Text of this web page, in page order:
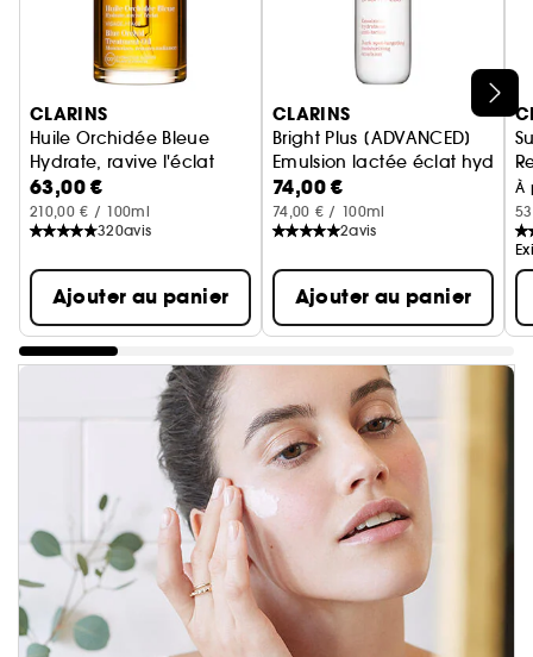
Ignorer le carrousel produits
CLARINS
Huile Orchidée Bleue
Hydrate, ravive l'éclat
63,00 €
210,00 € / 100ml
320avis
Ajouter au panier
CLARINS
Bright Plus [ADVANCED]
Emulsion lactée éclat
74,00 €
74,00 € / 100ml
2avis
Ajouter au panier
À